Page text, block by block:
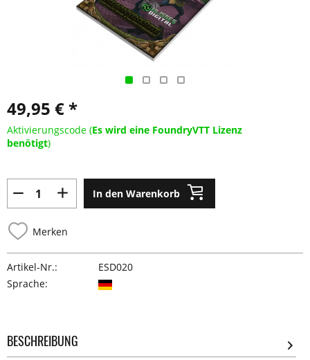
49,95 € *
Aktivierungscode (Es wird eine FoundryVTT Lizenz
benötigt)
In den Warenkorb
Merken
Artikel-Nr.:
ESD020
Sprache:
BESCHREIBUNG